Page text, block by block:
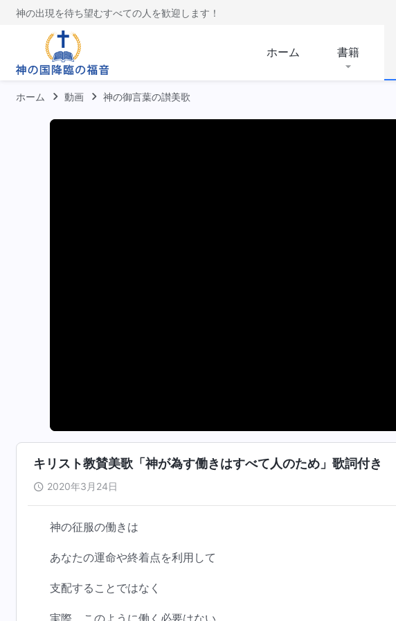
神の出現を待ち望むすべての人を歓迎します！
ホーム 書籍
ホーム 動画 神の御言葉の讃美歌
キリスト教賛美歌「神が為す働きはすべて人のため」歌詞付き
2020年3月24日
神の征服の働きは
あなたの運命や終着点を利用して
支配することではなく
実際、このように働く必要はない